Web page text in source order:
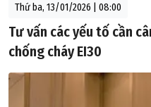
Thứ ba, 13/01/2026 | 08:00
Tư vấn các yếu tố cần
chống cháy EI30